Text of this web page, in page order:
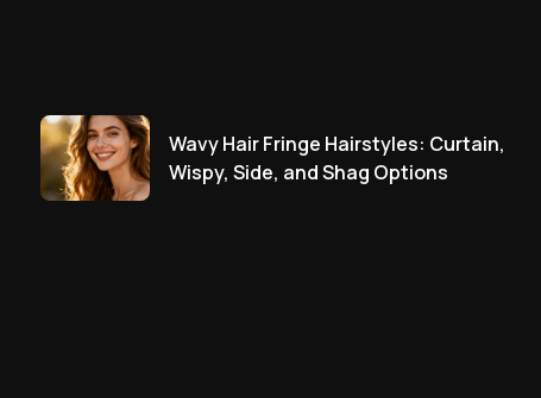
Wavy Hair Fringe Hairstyles: Curtain,
Wispy, Side, and Shag Options